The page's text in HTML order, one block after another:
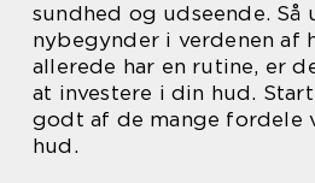
sundhed og udseende. Så
nybegynder i verdenen af
allerede har en rutine, er
at investere i din hud.
godt af de mange fordele
hud.